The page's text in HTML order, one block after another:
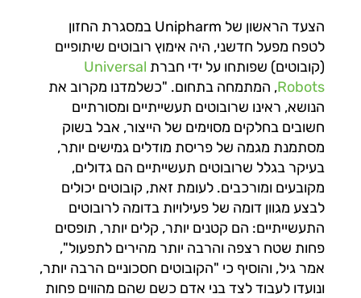
הצעד הראשון של Unipharm במסגרת החזון
לטפח מפעל חדשני, היה אימוץ רובוטים שיתופיים
(קובוטים) שפותחו על ידי חברת Universal
Robots, המתמחה בתחום. "כשלמדנו מקרוב את
הנושא, ראינו שרובוטים תעשייתיים ומסורתיים
חשובים בחלקים מסוימים של הייצור, אבל בשוק
מסתמנת מגמה של פריסת מודלים גמישים יותר,
בעיקר בגלל שרובוטים תעשייתיים הם גדולים,
מקובעים ומורכבים. לעומת זאת, קובוטים יכולים
לבצע מגוון דומה של פעילויות בדומה לרובוטים
התעשייתיים: הם קטנים יותר, קלים יותר, תופסים
פחות שטח רצפה והרבה יותר מהירים לתפעול",
אמר גיל, והוסיף כי "הקובוטים חסכוניים הרבה יותר,
ונועדו לעבוד לצד בני אדם כשם שהם מהווים פחות